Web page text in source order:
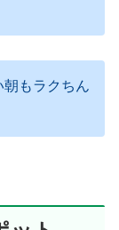
もラクちん